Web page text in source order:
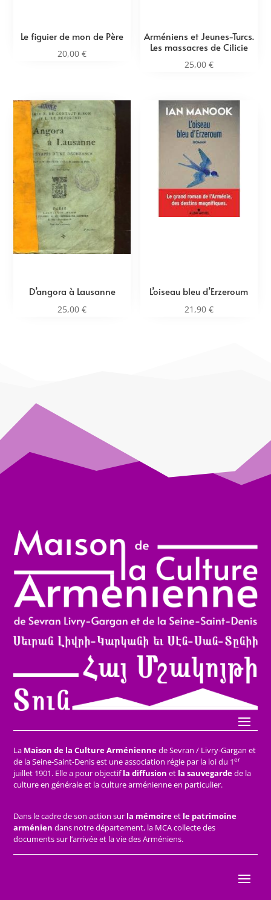
Le figuier de mon de Père
20,00€
Arméniens et Jeunes-Turcs.
Les massacres de Cilicie
25,00 €
D’angora à Lausanne
25,00€
L’oiseau bleu d’Erzeroum
21,90 €
La Maison de la Culture Arméniennede Sevran / Livry-Gargan et
de la Seine-Saint-Denis est une association régie par la loi du 1er
juillet 1901. Elle a pour objectifla diffusion et la sauvegardede la
culture en générale et la culture arménienne en particulier.
Dans le cadre de son action sur la mémoireet le patrimoine
arménien dans notre département, la MCA collecte des
documents sur l’arrivée et la vie des Arméniens.